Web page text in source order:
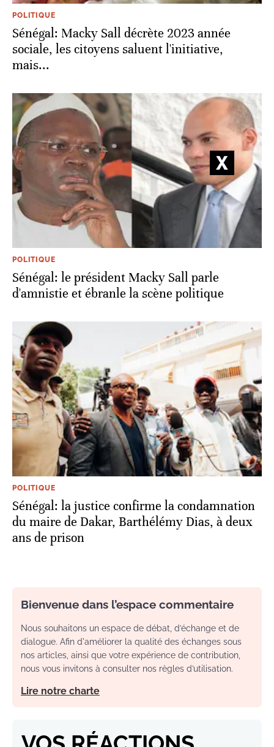
POLITIQUE
Sénégal: Macky Sall décrète 2023 année
sociale, les citoyens saluent l'initiative,
mais...
POLITIQUE
Sénégal: le président Macky Sall parle
d'amnistie et ébranle la scène politique
POLITIQUE
Sénégal: la justice confirme la condamnation
du maire de Dakar, Barthélémy Dias, à deux
ans de prison
Bienvenue dans l’espace commentaire
Nous souhaitons un espace de débat, d’échange et de
dialogue. Afin d'améliorer la qualité des échanges sous
nos articles, ainsi que votre expérience de contribution,
nous vous invitons à consulter nos règles d’utilisation.
Lire notre charte